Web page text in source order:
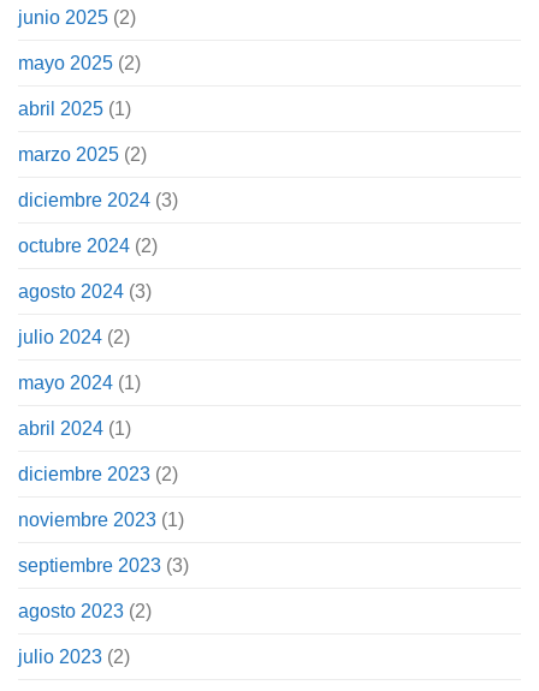
junio 2025 (2)
mayo 2025 (2)
abril 2025 (1)
marzo 2025 (2)
diciembre 2024 (3)
octubre 2024 (2)
agosto 2024 (3)
julio 2024 (2)
mayo 2024 (1)
abril 2024 (1)
diciembre 2023 (2)
noviembre 2023 (1)
septiembre 2023 (3)
agosto 2023 (2)
julio 2023 (2)